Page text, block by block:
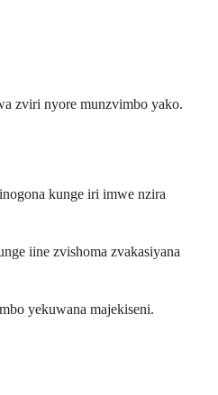
zviri nyore munzvimbo yako.
kunge iri imwe nzira
iine zvishoma zvakasiyana
yekuwana majekiseni.